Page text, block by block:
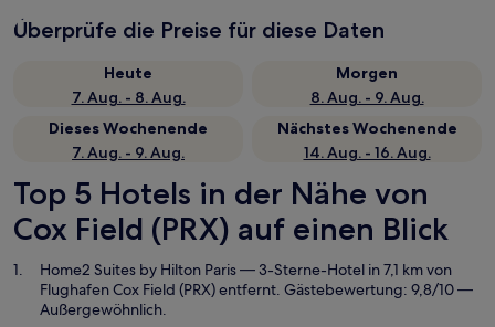
Überprüfe die Preise für diese Daten
Heute
7. Aug. - 8. Aug.
Morgen
8. Aug. - 9. Aug.
Dieses Wochenende
7. Aug. - 9. Aug.
Nächstes Wochenende
14. Aug. - 16. Aug.
Top 5 Hotels in der Nähe von
Cox Field (PRX) auf einen Blick
Home2 Suites by Hilton Paris— 3-Sterne-Hotel in 7,1 km von
Flughafen Cox Field (PRX) entfernt. Gästebewertung: 9,8/10 —
Außergewöhnlich.